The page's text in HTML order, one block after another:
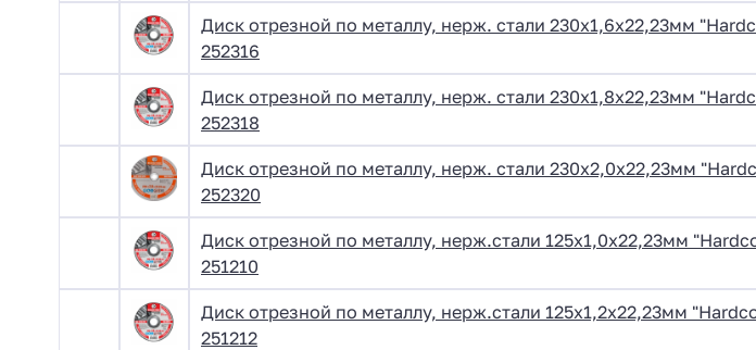
Диск отрезной по металлу, нерж. стали 230х1,6х22,23мм
252316
Диск отрезной по металлу, нерж. стали 230х1,8х22,23мм
252318
Диск отрезной по металлу, нерж. стали 230х2,0х22,23мм
252320
Диск отрезной по металлу, нерж.стали 125х1,0х22,23мм
251210
Диск отрезной по металлу, нерж.стали 125х1,2х22,23мм
251212